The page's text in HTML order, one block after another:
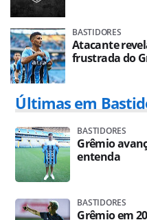
BASTIDORES
Atacante
frustrada do
Últimas em
BASTIDORES
Grêmio
entenda
BASTIDORES
Grêmio em